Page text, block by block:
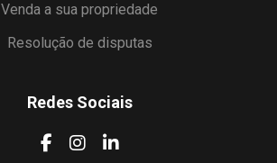
Venda a sua propriedade
Resolução de disputas
Redes Sociais